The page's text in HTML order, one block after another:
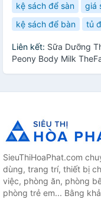
kệ sách để sàn
giá
kệ sách để bàn
tủ
Liên kết: Sữa Dưỡng
Peony Body Milk
SieuThiHoaPhat.com
dùng, trang trí, thiết bị
việc, phòng ăn, phòng
phòng trẻ em... Bằng